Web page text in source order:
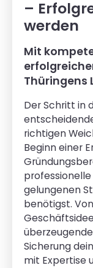
–
werden
Mit
Thüringens
Der Schritt in
richtigen
Beginn einer
gelungenen
benötigst.
Sicherung
mit Expertise